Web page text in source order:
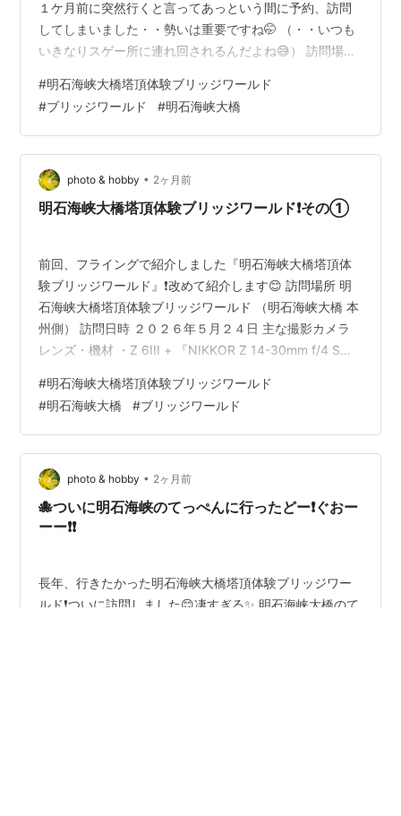
１ケ月前に突然行くと言ってあっという間に予約、訪問
してしまいました・・勢いは重要ですね🤭 （・・いつも
いきなりスゲー所に連れ回されるんだよね😅） 訪問場所
本州側） 訪問日時 ２０２６年５月２４日 主な撮影カメ
ラレンズ・機材 ・Z 6III + 『NIKKOR Z 14-30mm f/4
S』 ・スマホ ・Insta360 X4（３６０°カメラ） 備考 現
在、世界で２番めに長い橋の塔頂へ入れるツアーです❗️噂
以上の凄い景色でした😊 カメ…
#明石海峡大橋塔頂体験ブリッジワールド
#ブリッジワールド #明石海峡大橋
photo & hobby • 2ヶ月前
明石海峡大橋塔頂体験ブリッジワールド❗️その①
前回、フライングで紹介しました『明石海峡大橋塔頂体
験ブリッジワールド』❗️改めて紹介します😊 訪問場所 明
石海峡大橋塔頂体験ブリッジワールド （明石海峡大橋 本
州側） 訪問日時 ２０２６年５月２４日 主な撮影カメラ
レンズ・機材 ・Z 6III + 『NIKKOR Z 14-30mm f/4 S』
歩いて移動してエレベーターで登頂に行きます❗️巨大構造
物の中を進む気分アゲアゲのツアーです♪ 事前に予約が必
要で１ケ月先程度まで予約は埋まっていますので天気は
運次第ですね😅 www.jb-honshi.co.jp 写真撮影に関して
実態を説明します・…
#明石海峡大橋塔頂体験ブリッジワールド
#明石海峡大橋 #ブリッジワールド
photo & hobby • 2ヶ月前
🐙ついに明石海峡のてっぺんに行ったどー❗ぐおー
ーー❗❗
長年、行きたかった明石海峡大橋塔頂体験ブリッジワー
ルド❗ついに訪問しました😊凄すぎる✨ 明石海峡大橋のて